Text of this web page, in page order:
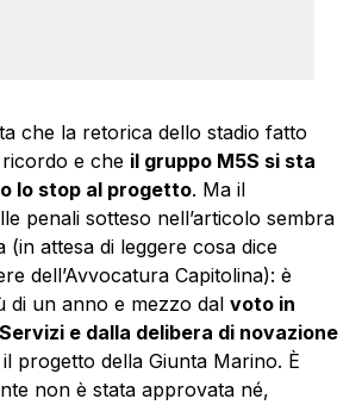
che la retorica dello stadio fatto
e che il gruppo M5S si sta
lo stop al progetto. Ma il
penali sotteso nell’articolo sembra
(in attesa di leggere cosa dice
dell’Avvocatura Capitolina): è
di un anno e mezzo dal voto in
e dalla delibera di novazione
progetto della Giunta Marino. È
non è stata approvata né,